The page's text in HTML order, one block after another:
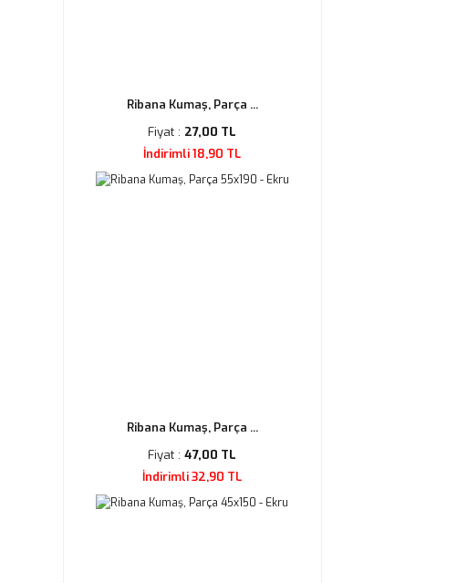
Ribana Kumaş, Parça ...
Fiyat : 27,00 TL
İndirimli 18,90 TL
Ribana Kumaş, Parça ...
Fiyat :47,00 TL
İndirimli 32,90 TL